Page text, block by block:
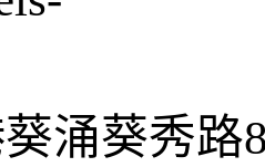
涌葵秀路